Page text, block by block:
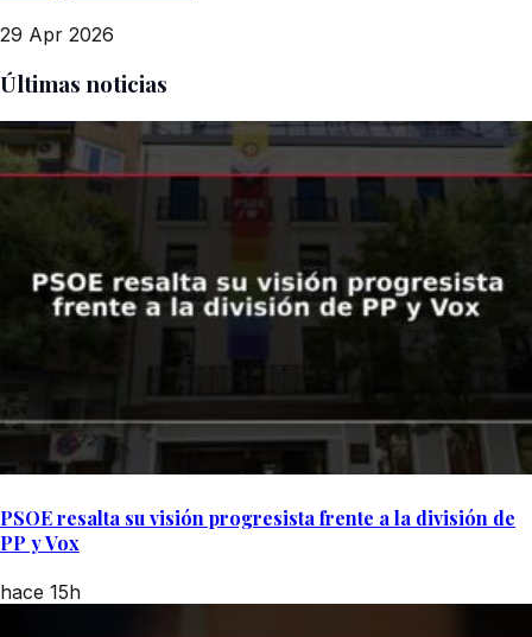
29 Apr 2026
Últimas noticias
PSOE resalta su visión progresista frente a la división de
PP y Vox
hace 15h